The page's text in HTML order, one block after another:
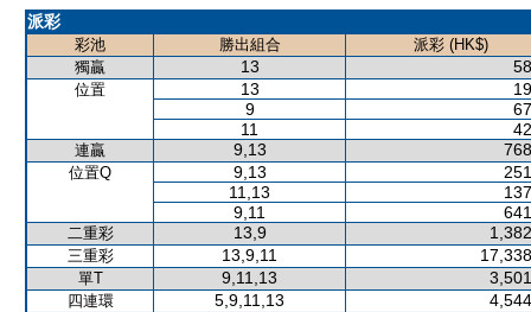
派彩
彩池 勝出組合
派彩 (HK$)
獨贏
13
位置 13
9
11
連贏 9,13
位置Q 9,13
11,13
9,11
二重彩 13,9
三重彩 13,9,11
單T 9,11,13
四連環 5,9,11,13